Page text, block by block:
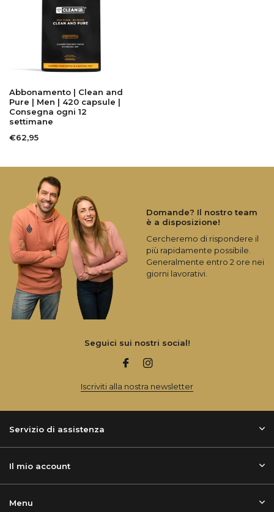
Abbonamento | Clean and
Pure | Men | 420 capsule |
Consegna ogni 12
settimane
€62,95
Domande? Il nostro team
è a disposizione!
Cercheremo di rispondere il
più rapidamente possibile.
Generalmente entro 2 ore nei
giorni lavorativi.
Seguici sui nostri social!
Iscriviti alla nostra newsletter
Servizio di assistenza
Il mio account
Menu